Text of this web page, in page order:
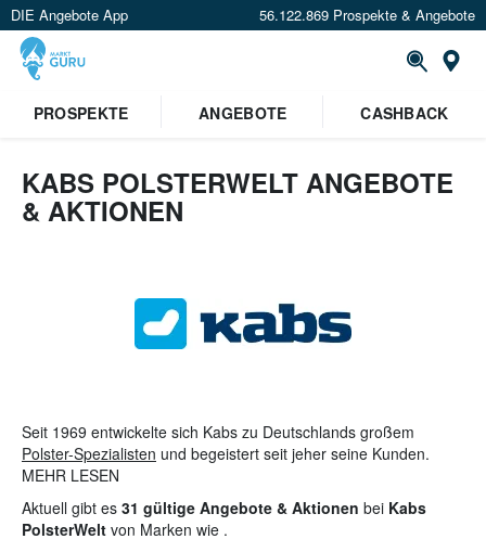
DIE Angebote App 56.122.869 Prospekte & Angebote
Standort festlegen
PROSPEKTE ANGEBOTE CASHBACK
KABS POLSTERWELT ANGEBOTE
& AKTIONEN
Seit 1969 entwickelte sich Kabs zu Deutschlands großem
Polster-Spezialisten und begeistert seit jeher seine Kunden.
Kabs-Filialen findet man in Hamburg (Wandsbeck, Harburg und
Halstenbek), Norderstedt, Bremen, Lübeck, Schwerin, Kiel
(Schwetinental) und Osnabrück. NebenSofas,Betten und
Schränkefindet man hier auch zahlreiche
MEHR LESEN
Aktuell gibt es 31 gültige Angebote & Aktionen bei Kabs
PolsterWelt von Marken wie .